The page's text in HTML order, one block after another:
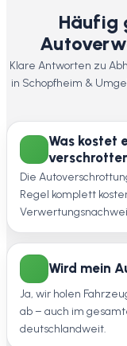
Häufig
Klare Antworten zu
in Schopfheim &
Was kostet
Die
Regel komplett
Wird mein
Ja, wir holen
ab – auch im
deutschlandweit.